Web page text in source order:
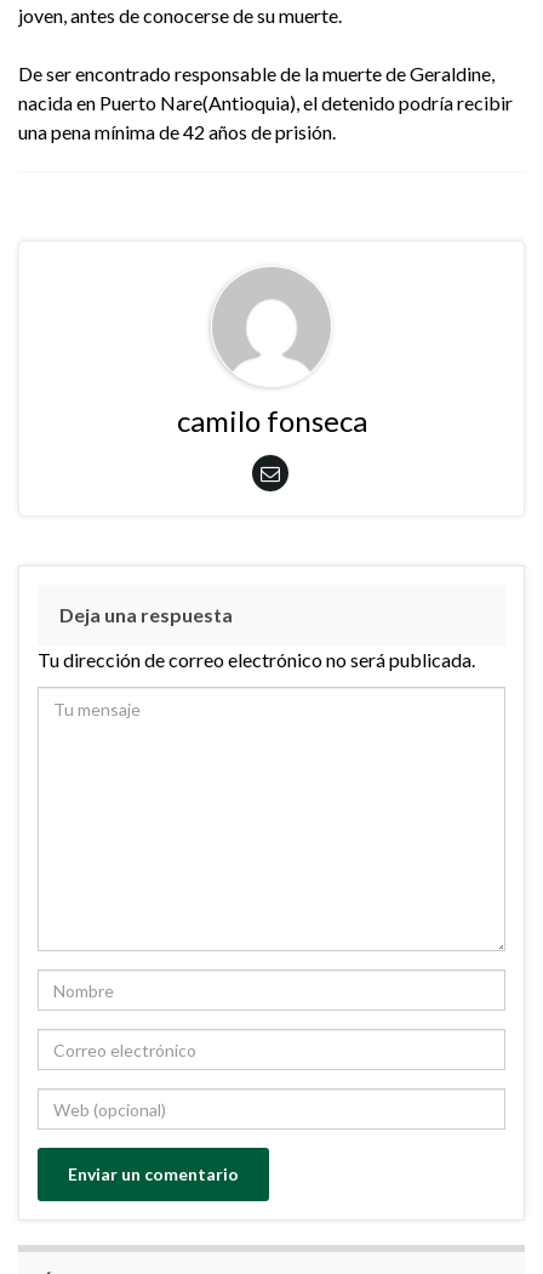
joven, antes de conocerse de su muerte.
De ser encontrado responsable de la muerte de Geraldine,
nacida en Puerto Nare(Antioquia), el detenido podría recibir
una pena mínima de 42 años de prisión.
camilo fonseca
Deja una respuesta
Tu dirección de correo electrónico no será publicada.